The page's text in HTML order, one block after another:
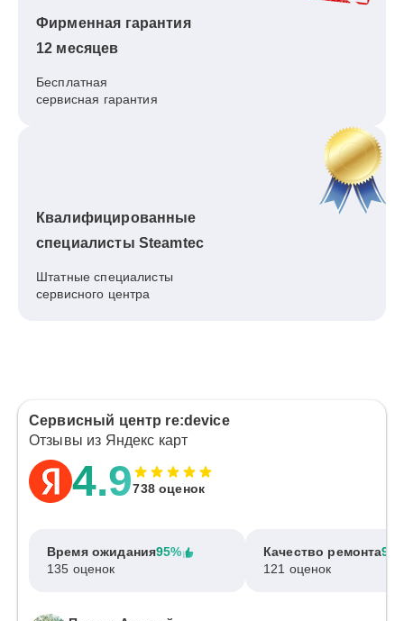
Фирменная гарантия
12 месяцев
Бесплатная
сервисная гарантия
Квалифицированные
специалисты Steamtec
Штатные специалисты
сервисного центра
Сервисный центр re:device
Отзывы из Яндекс карт
4.9738 оценок
Время ожидания95%
135 оценок
Качество ремонта
121 оценок